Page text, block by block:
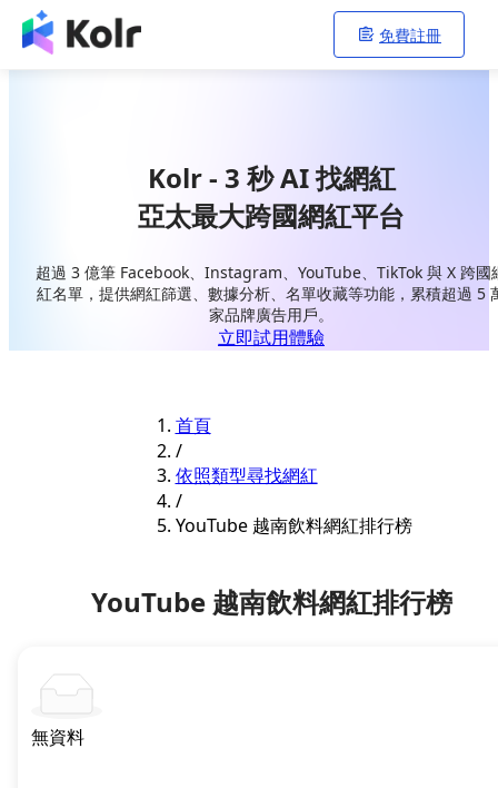
免費註冊
Kolr - 3 秒 AI 找網紅
亞太最大跨國網紅平台
超過 3 億筆 Facebook、Instagram、YouTube、TikTok 與 X 跨國
紅名單，提供網紅篩選、數據分析、名單收藏等功能，累積超過 5
家品牌廣告用戶。
立即試用體驗
首頁
/
依照類型尋找網紅
/
YouTube 越南飲料網紅排行榜
YouTube 越南飲料網紅排行榜
無資料